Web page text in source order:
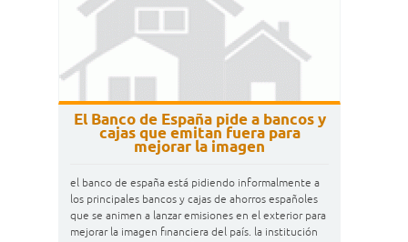
El Banco de España pide a bancos y
cajas que emitan fuera para
mejorar la imagen
el banco de españa está pidiendo informalmente a
los principales bancos y cajas de ahorros españoles
que se animen a lanzar emisiones en el exterior para
mejorar la imagen financiera del país. la institución